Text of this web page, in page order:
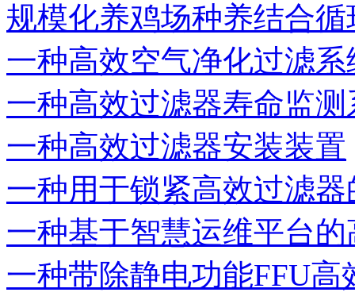
规模化养鸡场种养结合
一种高效空气净化过滤系
一种高效过滤器寿命监测
一种高效过滤器安装装置
一种用于锁紧高效过滤器
一种基于智慧运维平台
一种带除静电功能FFU高